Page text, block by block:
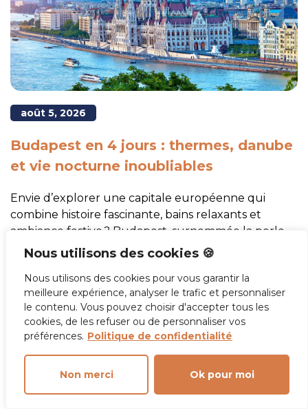
Nous utilisons des cookies 🍪
Nous utilisons des cookies pour vous garantir la
meilleure expérience, analyser le trafic et personnaliser
le contenu. Vous pouvez choisir d'accepter tous les
cookies, de les refuser ou de personnaliser vos
préférences. Politique de confidentialité
Non merci Ok pour moi
août 5, 2026
Budapest en 4 jours : thermes, danube
et vie nocturne inoubliables
Envie d’explorer une capitale européenne qui
combine histoire fascinante, bains relaxants et
ambiance festive ? Budapest, surnommée la perle
du Danube, ne cesse de charmer ceux qui s’y
Lire la suite